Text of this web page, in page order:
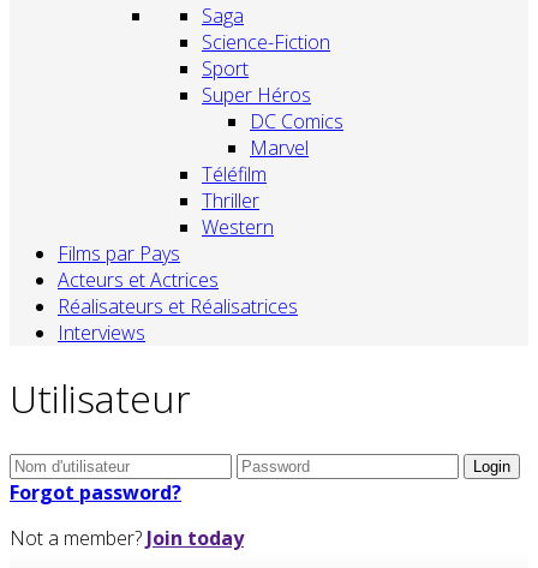
Saga
Science-Fiction
Sport
Super Héros
DC Comics
Marvel
Téléfilm
Thriller
Western
Films par Pays
Acteurs et Actrices
Réalisateurs et Réalisatrices
Interviews
Utilisateur
Forgot password?
Not a member? Join today